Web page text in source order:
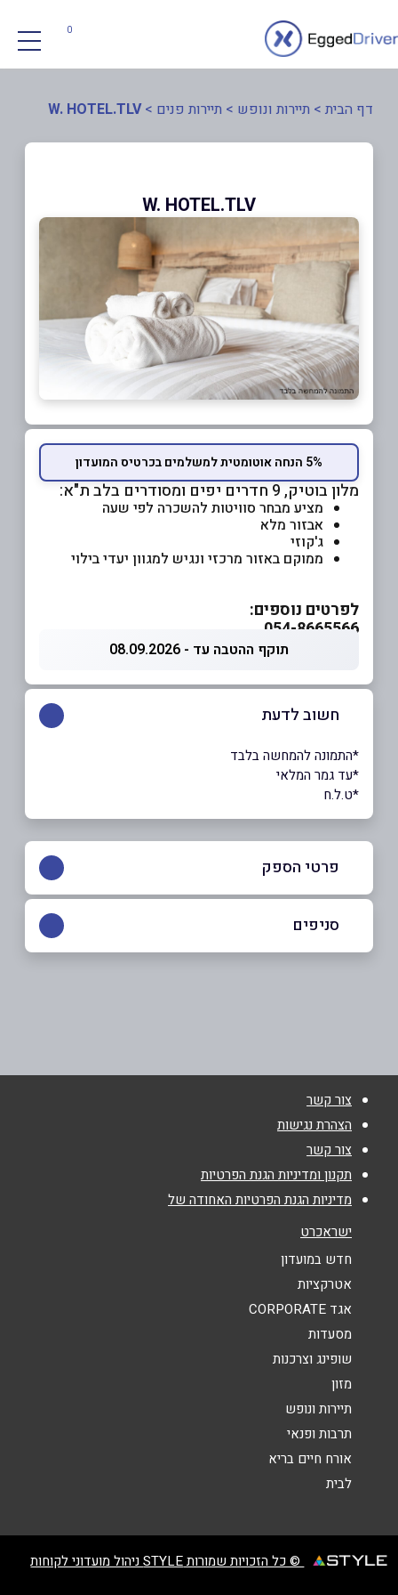
0
דף הבית > תיירות ונופש > תיירות פנים >
W. HOTEL.TLV
W. HOTEL.TLV
5% הנחה אוטומטית למשלמים בכרטיס המועדון
מלון בוטיק, 9 חדרים יפים ומסודרים בלב ת"א:
מציע מבחר סוויטות להשכרה לפי שעה
אבזור מלא
ג'קוזי
ממוקם באזור מרכזי ונגיש למגוון יעדי בילוי
לפרטים נוספים:
054-8665566
תוקף ההטבה עד - 08.09.2026
חשוב לדעת
*התמונה להמחשה בלבד
*עד גמר המלאי
*ט.ל.ח
פרטי הספק
נושא*
אנא חזרו אלי בקשר ל...
סניפים
צור קשר
הצהרת נגישות
צור קשר
תקנון ומדיניות הגנת הפרטיות
מדיניות הגנת הפרטיות האחודה של
ישראכרט
חדש במועדון
אטרקציות
אגד CORPORATE
מסעדות
שופינג וצרכנות
מזון
תיירות ונופש
תרבות ופנאי
אורח חיים בריא
לבית
© כל הזכויות שמורות STYLE ניהול מועדוני לקוחות